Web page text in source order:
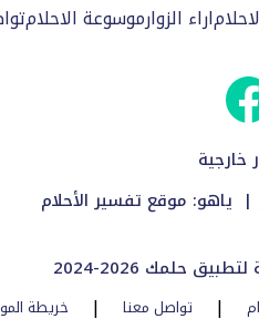
اراء الزوارموسوعة الاحلام
خارجية
| ياهو: موقع تفسير الأحلام
| تواصل معنا | خريطة